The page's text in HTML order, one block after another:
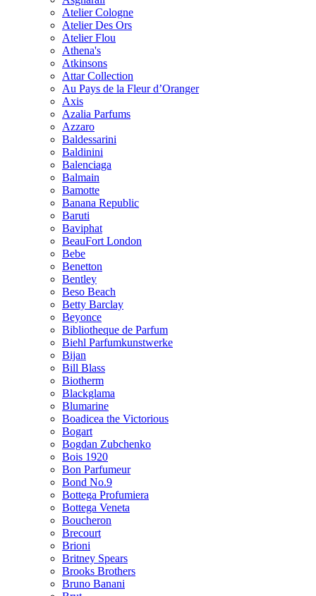
Atelier Cologne
Atelier Des Ors
Atelier Flou
Athena's
Atkinsons
Attar Collection
Au Pays de la Fleur d’Oranger
Axis
Azalia Parfums
Azzaro
Baldessarini
Baldinini
Balenciaga
Balmain
Bamotte
Banana Republic
Baruti
Baviphat
BeauFort London
Bebe
Benetton
Bentley
Beso Beach
Betty Barclay
Beyonce
Bibliotheque de Parfum
Biehl Parfumkunstwerke
Bijan
Bill Blass
Biotherm
Blackglama
Blumarine
Boadicea the Victorious
Bogart
Bogdan Zubchenko
Bois 1920
Bon Parfumeur
Bond No.9
Bottega Profumiera
Bottega Veneta
Boucheron
Brecourt
Brioni
Britney Spears
Brooks Brothers
Bruno Banani